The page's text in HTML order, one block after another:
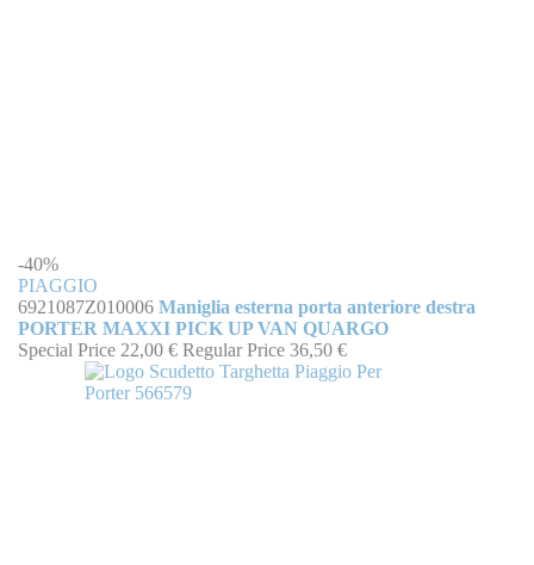
-40%
PIAGGIO
6921087Z010006 Maniglia esterna porta anteriore destra
PORTER MAXXI PICK UP VAN QUARGO
Special Price 22,00 € Regular Price 36,50 €